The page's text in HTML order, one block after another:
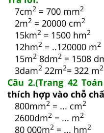
7cm2 = 700 mm2
2m2 = 20000 cm2
15km2 = 1500 hm2
12hm2 = ..120000 m2
15m2 8dm2 = 1508
3dam2 22m2= 322 m2
Câu 2.(Trang 42
thích hợp vào chỗ
800mm2 = ... cm2
2600dm2 = ... m2
80 000m2 = ... hm2